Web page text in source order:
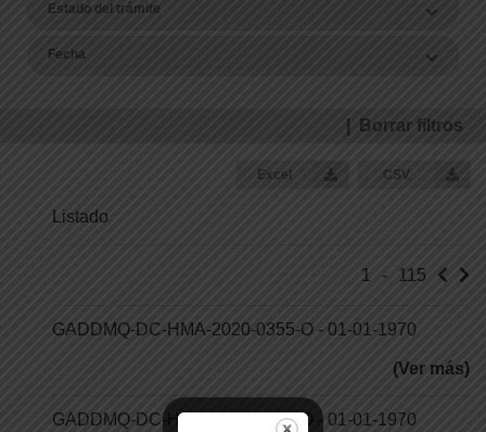
Estado del trámite
Fecha
| Borrar filtros
Excel CSV
Listado
1 - 115
GADDMQ-DC-HMA-2020-0355-O - 01-01-1970
(Ver más)
GADDMQ-DC-HMA-2020-0354-O - 01-01-1970